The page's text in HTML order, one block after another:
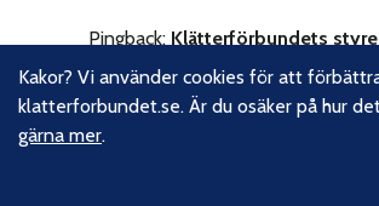
Pingback: Klätterförbundets
Lollo Blomberg kommenterar
Kakor? Vi använder cookies för att
klatterforbundet.se. Är du osäker på hur
gärna mer.